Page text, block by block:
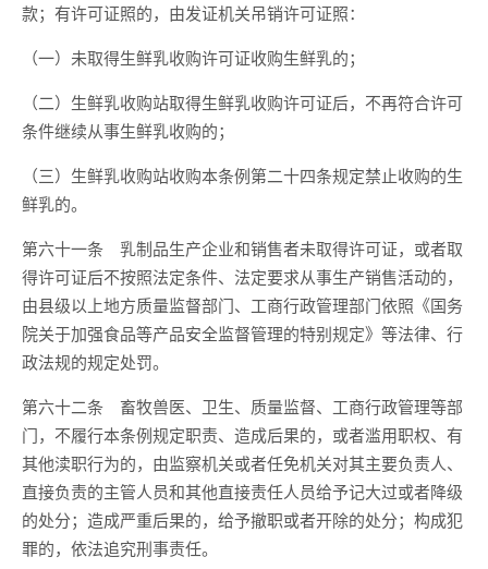
款；有许可证照的，由发证机关吊销许可证照：
（一）未取得生鲜乳收购许可证收购生鲜乳的；
（二）生鲜乳收购站取得生鲜乳收购许可证后，不再符合许可
条件继续从事生鲜乳收购的；
（三）生鲜乳收购站收购本条例第二十四条规定禁止收购的生
鲜乳的。
第六十一条 乳制品生产企业和销售者未取得许可证，或者取
得许可证后不按照法定条件、法定要求从事生产销售活动的，
由县级以上地方质量监督部门、工商行政管理部门依照《国务
院关于加强食品等产品安全监督管理的特别规定》等法律、行
政法规的规定处罚。
第六十二条 畜牧兽医、卫生、质量监督、工商行政管理等部
门，不履行本条例规定职责、造成后果的，或者滥用职权、有
其他渎职行为的，由监察机关或者任免机关对其主要负责人、
直接负责的主管人员和其他直接责任人员给予记大过或者降级
的处分；造成严重后果的，给予撤职或者开除的处分；构成犯
罪的，依法追究刑事责任。